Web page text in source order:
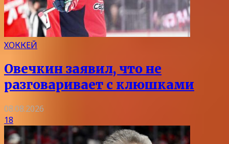
ХОККЕЙ
Овечкин заявил, что не
разговаривает с клюшками
08.08.2026
18